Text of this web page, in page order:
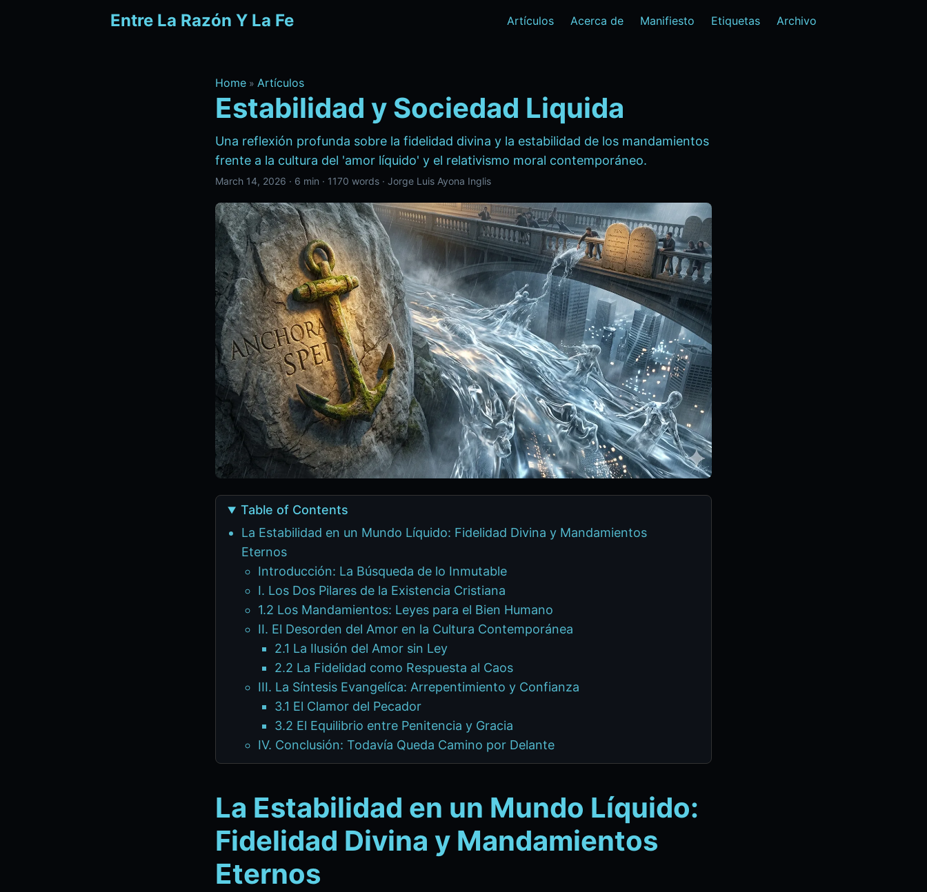
Entre La Razón Y La Fe Artículos Acerca de Manifiesto Etiquetas Archivo
Home » Artículos
Estabilidad y Sociedad Liquida
Una reflexión profunda sobre la fidelidad divina y la estabilidad de los mandamientos
frente a la cultura del 'amor líquido' y el relativismo moral contemporáneo.
March 14, 2026 · 6 min · 1170 words · Jorge Luis Ayona Inglis
Table of Contents
La Estabilidad en un Mundo Líquido: Fidelidad Divina y Mandamientos
Eternos
Introducción: La Búsqueda de lo Inmutable
I. Los Dos Pilares de la Existencia Cristiana
1.2 Los Mandamientos: Leyes para el Bien Humano
II. El Desorden del Amor en la Cultura Contemporánea
2.1 La Ilusión del Amor sin Ley
2.2 La Fidelidad como Respuesta al Caos
III. La Síntesis Evangelíca: Arrepentimiento y Confianza
3.1 El Clamor del Pecador
3.2 El Equilibrio entre Penitencia y Gracia
IV. Conclusión: Todavía Queda Camino por Delante
La Estabilidad en un Mundo Líquido:
Fidelidad Divina y Mandamientos
Eternos